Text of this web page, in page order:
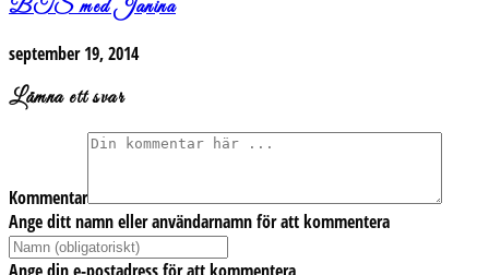
BTS med Janina
september 19, 2014
Lämna ett svar
Kommentar
Ange ditt namn eller användarnamn för att kommentera